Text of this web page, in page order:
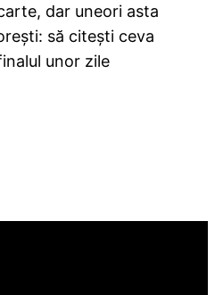
dar uneori asta
să citești ceva
unor zile